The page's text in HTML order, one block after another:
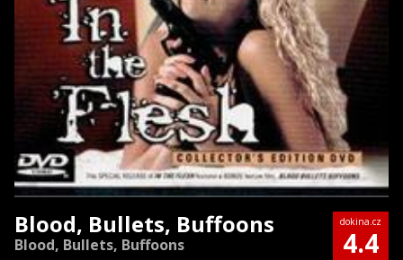
Blood, Bullets, Buffoons
Blood, Bullets, Buffoons
dokina.cz
4.4